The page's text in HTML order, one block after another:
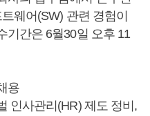
웨어(SW) 관련 경험이
기간은 6월30일 오후 11
용
인사관리(HR) 제도 정비,